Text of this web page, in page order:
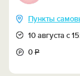
Пункты
10 августа с
0Р